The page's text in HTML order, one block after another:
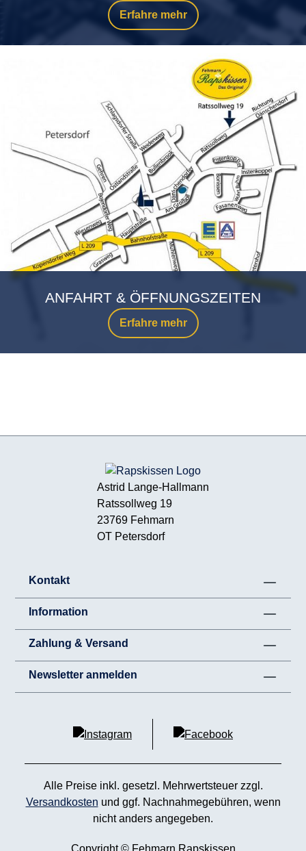
Erfahre mehr
Erfahre mehr
ANFAHRT & ÖFFNUNGSZEITEN
Astrid Lange-Hallmann
Ratssollweg 19
23769 Fehmarn
OT Petersdorf
Kontakt
Information
Zahlung & Versand
Newsletter anmelden
Alle Preise inkl. gesetzl. Mehrwertsteuer zzgl.
Versandkosten und ggf. Nachnahmegebühren, wenn
nicht anders angegeben.
Copyright © Fehmarn Rapskissen